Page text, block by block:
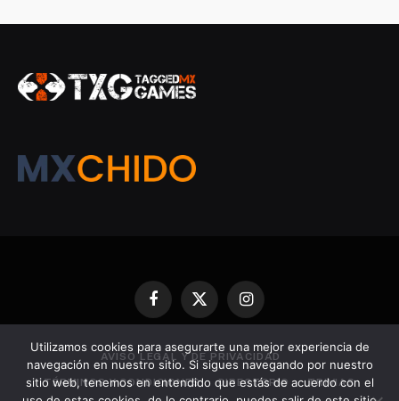
Facebook
X
(Twitter)
Instagram
AVISO LEGAL Y DE PRIVACIDAD
TÉRMINOS Y CONDICIONES DIRECTORIO TRIVIAS
Utilizamos cookies para asegurarte una mejor experiencia de
navegación en nuestro sitio. Si sigues navegando por nuestro
sitio web, tenemos en entendido que estás de acuerdo con el